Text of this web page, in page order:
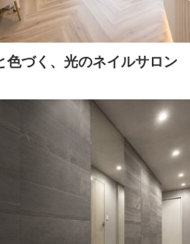
色づく、光のネイルサロン